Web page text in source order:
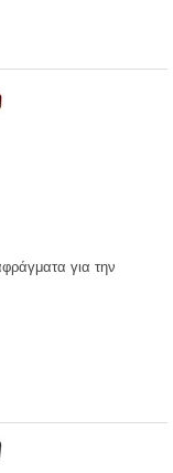
για την